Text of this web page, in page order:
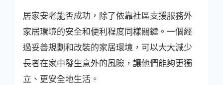
居家安老能否成功，除了依靠社區支援服務外
家居環境的安全和便利程度同樣關鍵。一個經
過妥善規劃和改裝的家居環境，可以大大減少
長者在家中發生意外的風險，讓他們能夠更獨
立、更安全地生活。